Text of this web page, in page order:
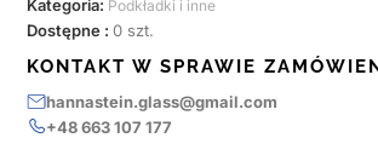
Kategoria: Podkładki i inne
Dostępne :0 szt.
KONTAKT W SPRAWIE
hannastein.glass@gmail.com
+48 663 107 177